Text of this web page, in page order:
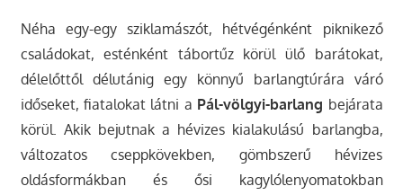
Néha egy-egy sziklamászót, hétvégénként piknikező
családokat, esténként tábortűz körül ülő barátokat,
délelőttől délutánig egy könnyű barlangtúrára váró
időseket, fiatalokat látni a Pál-völgyi-barlang bejárata
körül. Akik bejutnak a hévizes kialakulású barlangba,
változatos cseppkövekben, gömbszerű hévizes
oldásformákban és ősi kagylólenyomatokban